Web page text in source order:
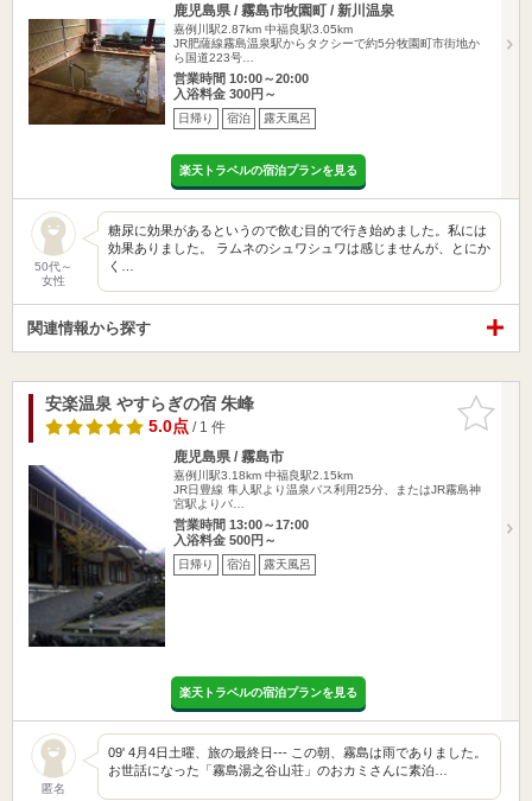
鹿児島県 / 霧島市牧園町 / 新川温泉
嘉例川駅2.87km 中福良駅3.05km
JR肥薩線霧島温泉駅からタクシーで約5分牧園町市街地か
ら国道223号…
営業時間 10:00～20:00
入浴料金 300円～
日帰り 宿泊 露天風呂
楽天トラベルの宿泊プランを見る
50代～
女性
糖尿に効果があるというので飲む目的で行き始めました。私には
効果ありました。 ラムネのシュワシュワは感じませんが、とにか
く…
関連情報から探す
お気に入
りに追加
安楽温泉 やすらぎの宿 朱峰
5.0点/ 1 件
鹿児島県 / 霧島市
嘉例川駅3.18km 中福良駅2.15km
JR日豊線 隼人駅より温泉バス利用25分、またはJR霧島神
宮駅よりバ…
営業時間 13:00～17:00
入浴料金 500円～
日帰り 宿泊 露天風呂
楽天トラベルの宿泊プランを見る
匿名
09' 4月4日土曜、旅の最終日--- この朝、霧島は雨でありました。
お世話になった「霧島湯之谷山荘」のおカミさんに素泊…